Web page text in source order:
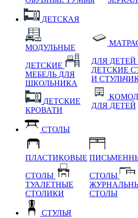
ДЕТСКАЯ
МОДУЛЬНЫЕ
ДЕТСКИЕ
МЕБЕЛЬ ДЛЯ
ШКОЛЬНИКА
ДЕТСКИЕ
КРОВАТИ
ДЛЯ ДЕТЕЙ
ДЕТСКИЕ
И
ДЛЯ ДЕТЕЙ
СТОЛЫ
ПЛАСТИКОВЫЕ
СТОЛЫ
ТУАЛЕТНЫЕ
СТОЛИКИ
СТОЛЫ
СТОЛЫ
СТУЛЬЯ